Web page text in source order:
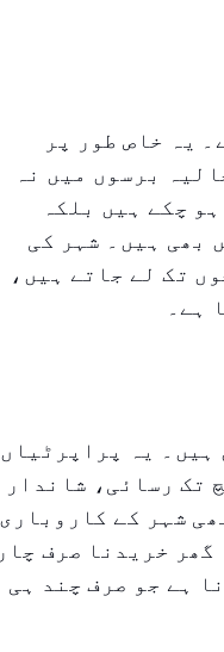
یہ خاص طور پر
برسوں میں نہ
چکے ہیں بلکہ
بھی ہیں۔ شہر کی
تک لے جاتے ہیں،
ہے۔
ہیں۔ یہ پراپرٹیاں
تک رسائی، شاندار
شہر کے کاروباری
خریدنا صرف چار
ہے جو صرف چند ہی